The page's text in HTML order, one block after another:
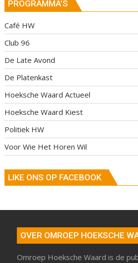
PROGRAMMA’S
Café HW
Club 96
De Late Avond
De Platenkast
Hoeksche Waard Actueel
Hoeksche Waard Kiest
Politiek HW
Voor Wie Het Horen Wil
LIKE ONS OP FACEBOOK
OVER OMROEP HOEKSCHE
Omroep Hoeksche Waard is de